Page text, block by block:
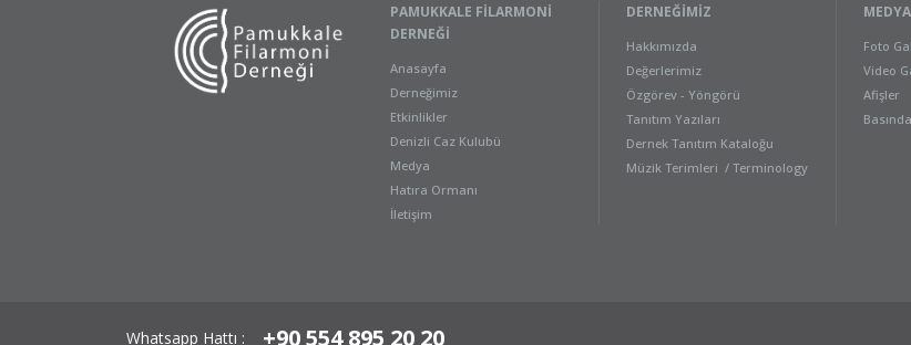
PAMUKKALE FILARMONI
DERNEĞI
Anasayfa
Derneğimiz
Etkinlikler
Denizli Caz Kulubü
Medya
Hatıra Ormanı
İletişim
DERNEĞIMIZ
Hakkımızda
Değerlerimiz
Özgörev - Yöngörü
Tanıtım Yazıları
Dernek Tanıtım Kataloğu
Müzik Terimleri / Terminology
MEDYA
Foto
Video
Afişler
Whatsapp Hattı : +90 554 895 20 20